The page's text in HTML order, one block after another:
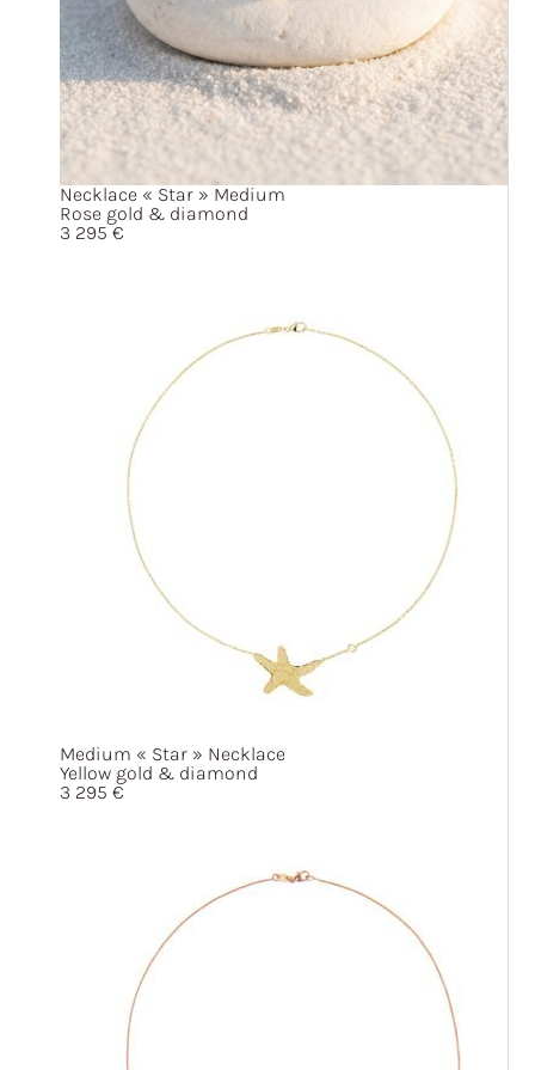
Necklace « Star » Medium
Rose gold & diamond
3 295€
Medium « Star » Necklace
Yellow gold & diamond
3 295 €